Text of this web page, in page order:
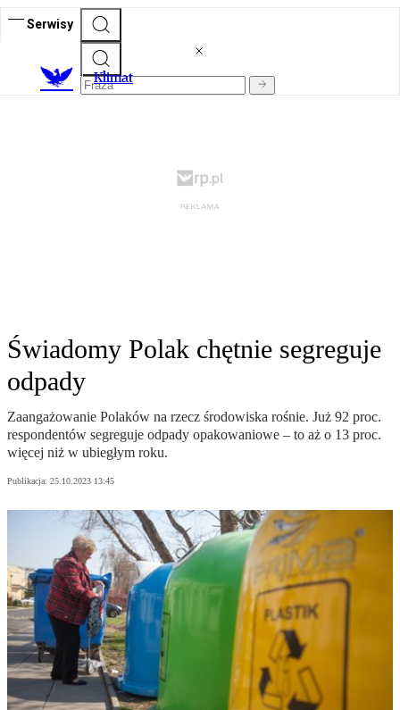
Serwisy
Klimat
Świadomy Polak chętnie segreguje
odpady
Zaangażowanie Polaków na rzecz środowiska rośnie. Już 92 proc.
respondentów segreguje odpady opakowaniowe – to aż o 13 proc.
więcej niż w ubiegłym roku.
Publikacja: 25.10.2023 13:45